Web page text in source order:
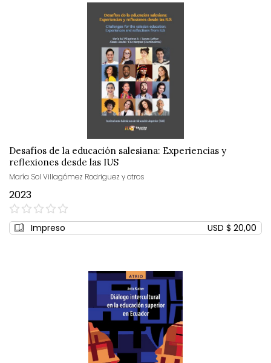
Desafíos de la educación salesiana: Experiencias y
reflexiones desde las IUS
María Sol Villagómez Rodriguez y otros
2023
0%
Impreso USD $ 20,00